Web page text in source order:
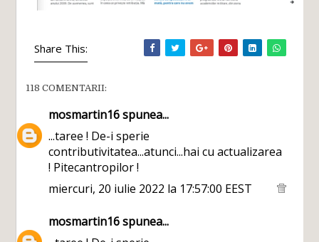
Share This:
118 COMENTARII:
mosmartin16spunea...
...taree ! De-i sperie
contributivitatea...atunci...hai cu actualizarea
! Pitecantropilor !
miercuri, 20 iulie 2022 la 17:57:00 EEST
mosmartin16spunea...